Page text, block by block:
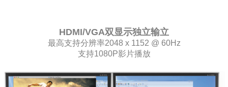
HDMI/VGA双显示独立输立
最高支持分辨率2048 x 1152 @ 60Hz
支持1080P影片播放